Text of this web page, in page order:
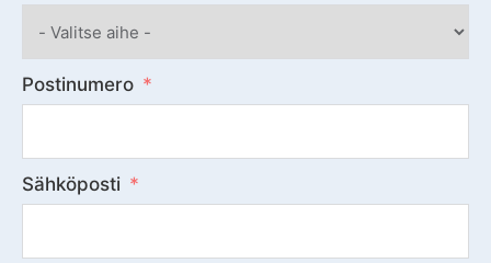
Postinumero
Sähköposti